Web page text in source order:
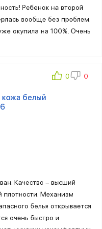
Ребенок на второй
вообще без проблем.
окупила на 100%. Очень
кожа белый
Качество – высший
плотности. Механизм
белья открывается
очень быстро и